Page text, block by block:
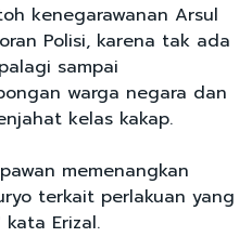
kenegarawanan Arsul
Polisi, karena tak ada
sampai
warga negara dan
kelas kakap.
memenangkan
terkait perlakuan yang
Erizal.